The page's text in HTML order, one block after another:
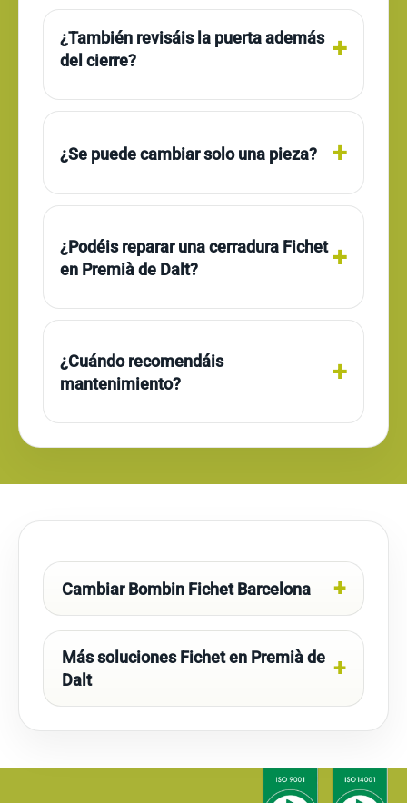
¿También revisáis la puerta además
del cierre?
¿Se puede cambiar solo una pieza?
¿Podéis reparar una cerradura Fichet
en Premià de Dalt?
¿Cuándo recomendáis
mantenimiento?
Cambiar Bombin Fichet Barcelona
Más soluciones Fichet en Premià de
Dalt